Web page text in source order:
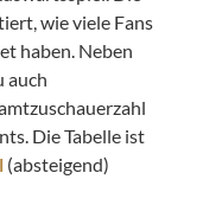
wie viele Fans
haben. Neben
auch
Die Tabelle ist
(absteigend)